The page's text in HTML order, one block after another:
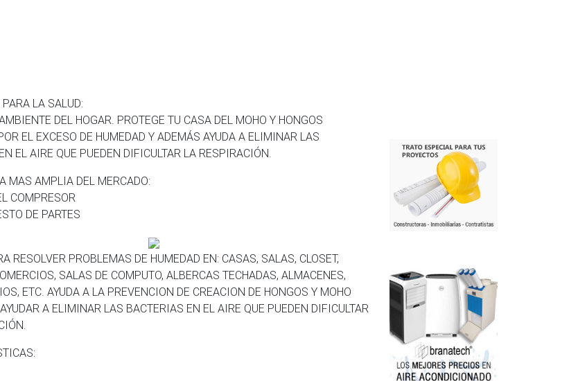
LA SALUD:
DEL HOGAR. PROTEGE TU CASA DEL MOHO Y HONGOS
EL EXCESO DE HUMEDAD Y ADEMÁS AYUDA A ELIMINAR LAS
EL AIRE QUE PUEDEN DIFICULTAR LA RESPIRACIÓN.
MAS AMPLIA DEL MERCADO:
COMPRESOR
DE PARTES
RESOLVER PROBLEMAS DE HUMEDAD EN: CASAS, SALAS, CLOSET,
SALAS DE COMPUTO, ALBERCAS TECHADAS, ALMACENES,
ETC. AYUDA A LA PREVENCION DE CREACION DE HONGOS Y MOHO
A ELIMINAR LAS BACTERIAS EN EL AIRE QUE PUEDEN DIFICULTAR